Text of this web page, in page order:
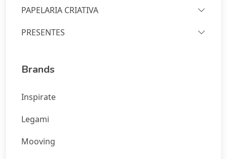
PAPELARIA CRIATIVA
PRESENTES
Brands
Inspirate
Legami
Mooving